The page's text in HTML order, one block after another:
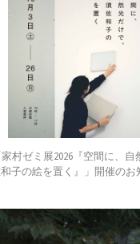
村ゼミ展2026『空間に、自
子の絵を置く』」開催のお